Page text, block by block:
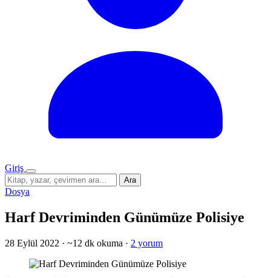
Giriş
Menü
Sitede
ara
Ara
Dosya
Harf Devriminden Günümüze Polisiye
28 Eylül 2022 · ~12 dk okuma · 2 yorum